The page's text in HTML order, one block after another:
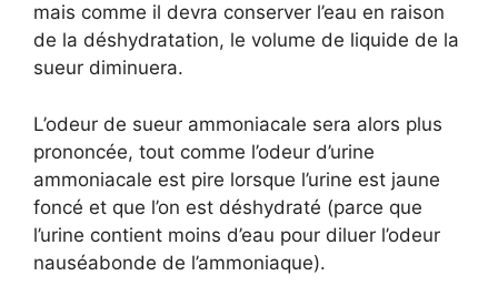
mais comme il devra conserver l’eau en raison
de la déshydratation, le volume de liquide de la
sueur diminuera.
L’odeur de sueur ammoniacale sera alors plus
prononcée, tout comme l’odeur d’urine
ammoniacale est pire lorsque l’urine est jaune
foncé et que l’on est déshydraté (parce que
l’urine contient moins d’eau pour diluer l’odeur
nauséabonde de l’ammoniaque).